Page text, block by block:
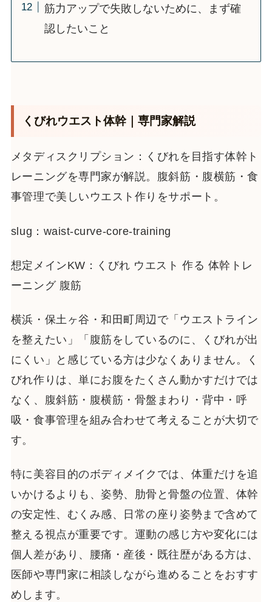
筋力アップで失敗しないために、まず確
認したいこと
くびれウエスト体幹｜専門家解説
メタディスクリプション：くびれを目指す体幹ト
レーニングを専門家が解説。腹斜筋・腹横筋・食
事管理で美しいウエスト作りをサポート。
slug：waist-curve-core-training
想定メインKW：くびれ ウエスト 作る 体幹トレ
ーニング 腹筋
横浜・保土ヶ谷・和田町周辺で「ウエストライン
を整えたい」「腹筋をしているのに、くびれが出
にくい」と感じている方は少なくありません。く
びれ作りは、単にお腹をたくさん動かすだけでは
なく、腹斜筋・腹横筋・骨盤まわり・背中・呼
吸・食事管理を組み合わせて考えることが大切で
す。
特に美容目的のボディメイクでは、体重だけを追
いかけるよりも、姿勢、肋骨と骨盤の位置、体幹
の安定性、むくみ感、日常の座り姿勢まで含めて
整える視点が重要です。運動の感じ方や変化には
個人差があり、腰痛・産後・既往歴がある方は、
医師や専門家に相談しながら進めることをおすす
めします。